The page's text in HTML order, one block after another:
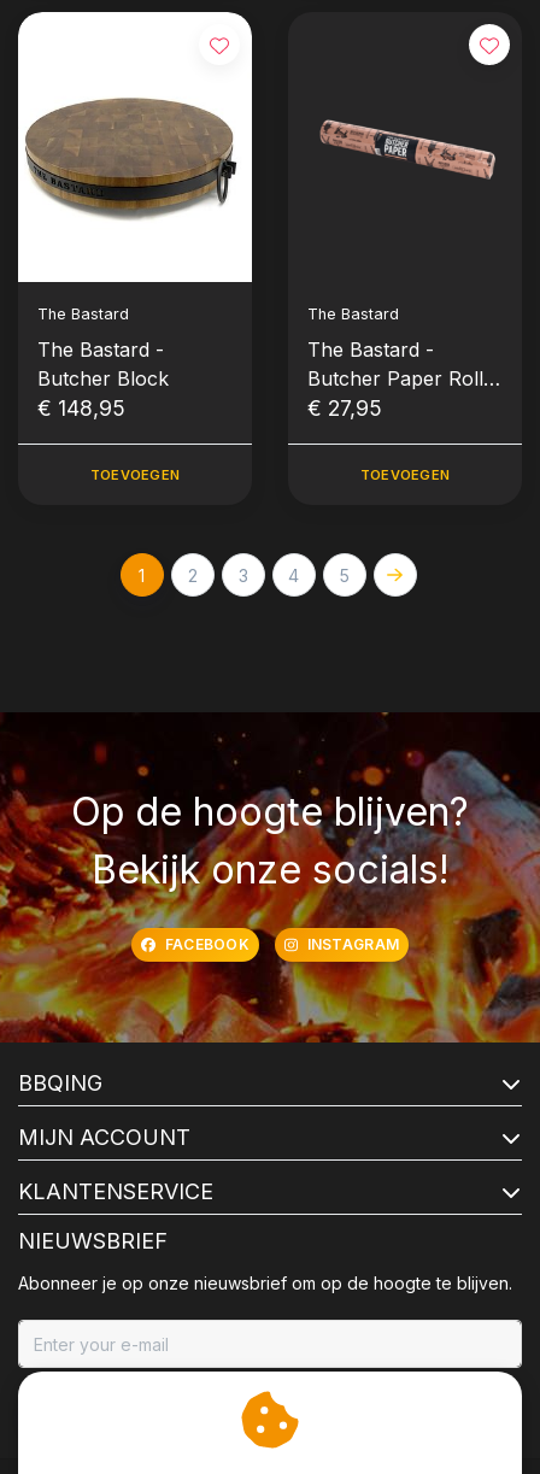
The Bastard
The Bastard -
Butcher Block
€ 148,95
TOEVOEGEN
The Bastard
The Bastard -
Butcher Paper Roll
30 meter
€ 27,95
TOEVOEGEN
1 2 3 4 5
Op de hoogte blijven?
Bekijk onze socials!
FACEBOOK INSTAGRAM
BBQING
MIJN ACCOUNT
KLANTENSERVICE
NIEUWSBRIEF
Abonneer je op onze nieuwsbrief om op de hoogte te blijven.